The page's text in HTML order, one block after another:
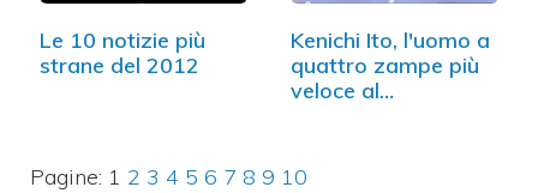
Le 10 notizie più
strane del 2012
Kenichi Ito, l'uomo a
quattro zampe più
veloce al…
Pagine: 1 2 3 4 5 6 7 8 9 10